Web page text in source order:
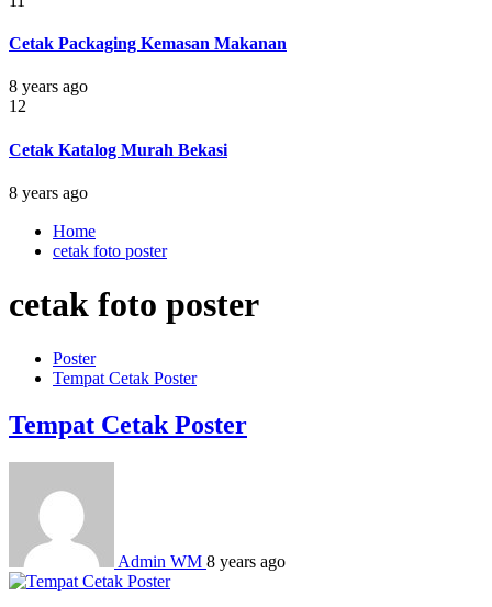
Cetak Packaging Kemasan Makanan
8 years ago
12
Cetak Katalog Murah Bekasi
8 years ago
Home
cetak foto poster
cetak foto poster
Poster
Tempat Cetak Poster
Tempat Cetak Poster
Admin WM 8 years ago